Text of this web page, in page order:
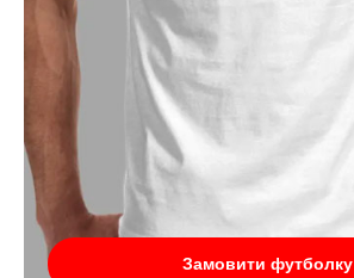
Замовити футболку